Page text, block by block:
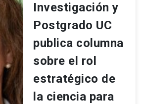
Investigación y
Postgrado UC
publica columna
sobre el rol
estratégico de
la ciencia para